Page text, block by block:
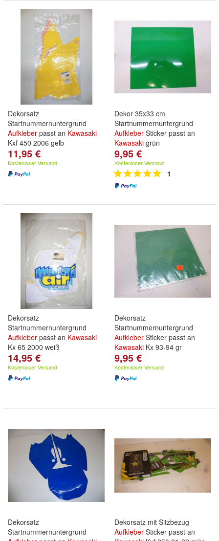
Dekorsatz
Startnummernuntergrund
Aufkleber passt an Kawasaki
Kxf 450 2006 gelb
11,95 €
Kostenloser Versand
Dekor 35x33 cm
Startnummernuntergrund
Aufkleber Sticker passt an
Kawasaki grün
9,95 €
Kostenloser Versand
1
Dekorsatz
Startnummernuntergrund
Aufkleber passt an Kawasaki
Kx 65 2000 weiß
14,95 €
Kostenloser Versand
Dekorsatz
Startnummernuntergrund
Aufkleber Sticker passt an
Kawasaki Kx 93-94 gr
9,95 €
Kostenloser Versand
Dekorsatz
Startnummernuntergrund
Dekorsatz mit Sitzbezug
Aufkleber Sticker passt an